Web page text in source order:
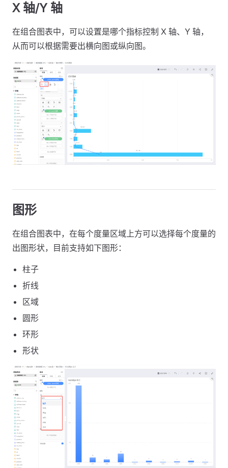
X 轴/Y 轴
在组合图表中，可以设置是哪个指标控制 X 轴、Y 轴，
从而可以根据需要出横向图或纵向图。
图形
在组合图表中，在每个度量区域上方可以选择每个度量的
出图形状，目前支持如下图形：
柱子
折线
区域
圆形
环形
形状